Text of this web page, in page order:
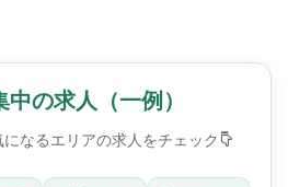
の求人（一例）
なるエリアの求人をチェック